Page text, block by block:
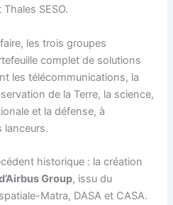
SESO.
les trois groupes
complet de solutions
les télécommunications, la
de la Terre, la science,
et la défense, à
lanceurs.
historique : la création
Group, issu du
Matra, DASA et CASA.